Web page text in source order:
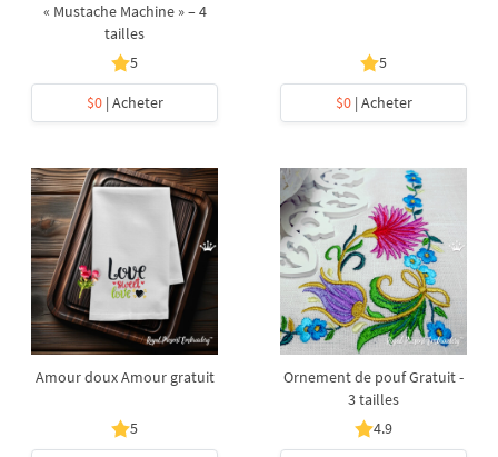
« Mustache Machine » – 4
tailles
5
$0| Acheter
5
$0| Acheter
Amour doux Amour gratuit
5
Ornement de pouf Gratuit -
3 tailles
4.9